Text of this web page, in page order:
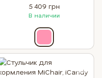
5 409 грн
В наличии